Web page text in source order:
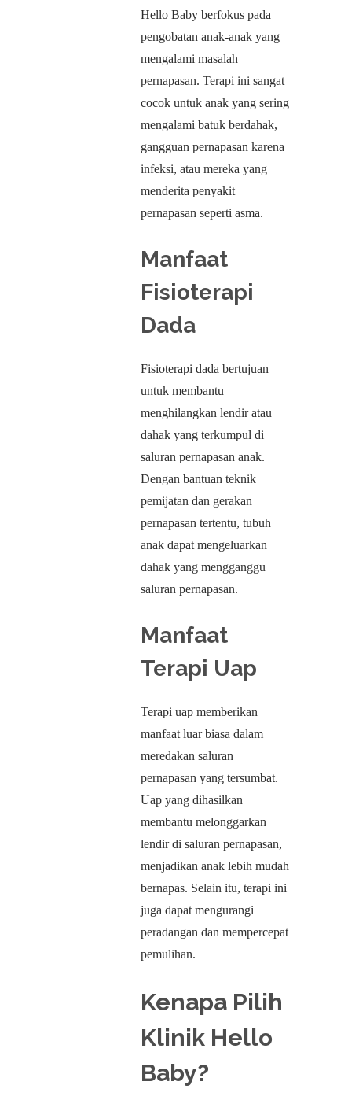
Hello Baby berfokus pada
pengobatan anak-anak yang
mengalami masalah
pernapasan. Terapi ini sangat
cocok untuk anak yang sering
mengalami batuk berdahak,
gangguan pernapasan karena
infeksi, atau mereka yang
menderita penyakit
pernapasan seperti asma.
Manfaat
Fisioterapi
Dada
Fisioterapi dada bertujuan
untuk membantu
menghilangkan lendir atau
dahak yang terkumpul di
saluran pernapasan anak.
Dengan bantuan teknik
pemijatan dan gerakan
pernapasan tertentu, tubuh
anak dapat mengeluarkan
dahak yang mengganggu
saluran pernapasan.
Manfaat
Terapi Uap
Terapi uap memberikan
manfaat luar biasa dalam
meredakan saluran
pernapasan yang tersumbat.
Uap yang dihasilkan
membantu melonggarkan
lendir di saluran pernapasan,
menjadikan anak lebih mudah
bernapas. Selain itu, terapi ini
juga dapat mengurangi
peradangan dan mempercepat
pemulihan.
Kenapa Pilih
Klinik Hello
Baby?